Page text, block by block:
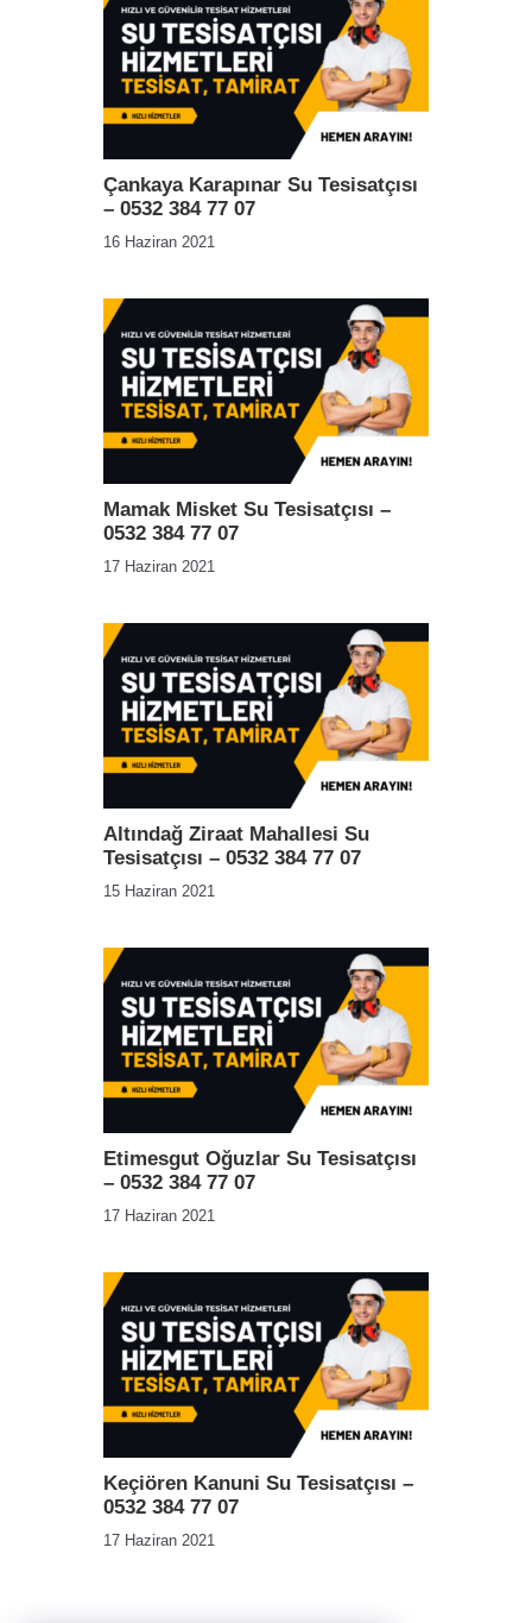
Çankaya Karapınar Su Tesisatçısı
– 0532 384 77 07
16 Haziran 2021
Mamak Misket Su Tesisatçısı –
0532 384 77 07
17 Haziran 2021
Altındağ Ziraat Mahallesi Su
Tesisatçısı – 0532 384 77 07
15 Haziran 2021
Etimesgut Oğuzlar Su Tesisatçısı
– 0532 384 77 07
17 Haziran 2021
Keçiören Kanuni Su Tesisatçısı –
0532 384 77 07
17 Haziran 2021